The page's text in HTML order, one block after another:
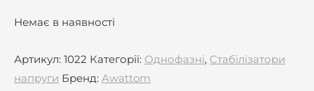
Немає в наявності
Артикул: 1022 Категорії: Однофазні, Стабілізатори
напруги Бренд: Awattom